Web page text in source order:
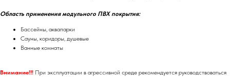
Область применения модульного ПВХ покрытия:
Бассейны, аквапарки
Сауны, коридоры, душевые
Ванные комнаты
Внимание!!! При эксплуатации в агрессивной среде рекомендуется руководствоваться